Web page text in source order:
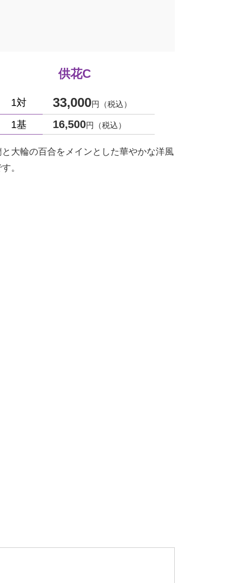
供花C
1対 33,000円（税込）
1基 16,500円（税込）
大輪の百合をメインとした華やかな洋風
。